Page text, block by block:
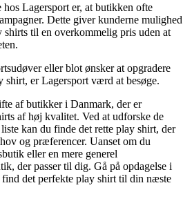
Lagersport er, at butikken ofte
Dette giver kunderne mulighed
shirts til en overkommelig pris uden at
eller blot ønsker at opgradere
shirt, er Lagersport værd at besøge.
af butikker i Danmark, der er
af høj kvalitet. Ved at udforske de
kan du finde det rette play shirt, der
og præferencer. Uanset om du
eller en mere generel
der passer til dig. Gå på opdagelse i
det perfekte play shirt til din næste